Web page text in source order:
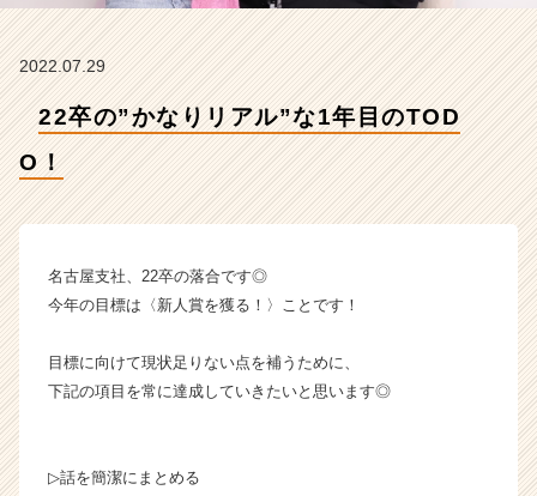
ン】
チ
ャ
業
ら
カ
ウ
2022.07.29
22卒の”かなりリアル”な1年目のTOD
O！
名古屋支社、22卒の落合です◎
今年の目標は〈新人賞を獲る！〉ことです！
目標に向けて現状足りない点を補うために、
下記の項目を常に達成していきたいと思います◎
▷話を簡潔にまとめる